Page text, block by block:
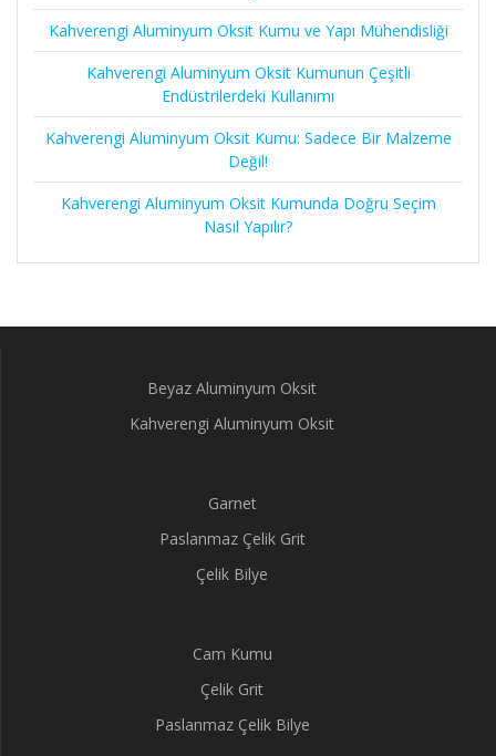
Kahverengi Aluminyum Oksit Kumu ve Yapı Mühendisliği
Kahverengi Aluminyum Oksit Kumunun Çeşitli
Endüstrilerdeki Kullanımı
Kahverengi Aluminyum Oksit Kumu: Sadece Bir Malzeme
Değil!
Kahverengi Aluminyum Oksit Kumunda Doğru Seçim
Nasıl Yapılır?
Beyaz Aluminyum Oksit
Kahverengi Aluminyum Oksit
Garnet
Paslanmaz Çelik Grit
Çelik Bilye
Cam Kumu
Çelik Grit
Paslanmaz Çelik Bilye